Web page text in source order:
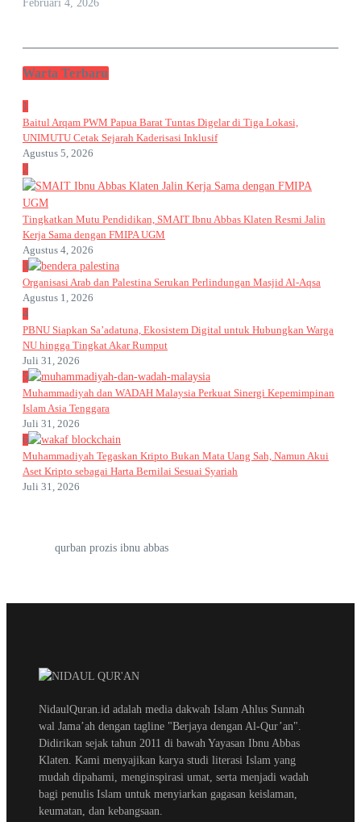
Februari 4, 2026
Warta Terbaru
1
Baitul Arqam PWM Papua Barat Tuntas Digelar di Tiga Lokasi,
UNIMUTU Cetak Sejarah Kaderisasi Inklusif
Agustus 5, 2026
2
Tingkatkan Mutu Pendidikan, SMAIT Ibnu Abbas Klaten Resmi Jalin
Kerja Sama dengan FMIPA UGM
Agustus 4, 2026
3
Organisasi Arab dan Palestina Serukan Perlindungan Masjid Al-Aqsa
Agustus 1, 2026
4
PBNU Siapkan Sa’adatuna, Ekosistem Digital untuk Hubungkan Warga
NU hingga Tingkat Akar Rumput
Juli 31, 2026
5
Muhammadiyah dan WADAH Malaysia Perkuat Sinergi Kepemimpinan
Islam Asia Tenggara
Juli 31, 2026
6
Muhammadiyah Tegaskan Kripto Bukan Mata Uang Sah, Namun Akui
Aset Kripto sebagai Harta Bernilai Sesuai Syariah
Juli 31, 2026
qurban prozis ibnu abbas
NidaulQuran.id adalah media dakwah Islam Ahlus Sunnah
wal Jama’ah dengan tagline "Berjaya dengan Al-Qur’an".
Didirikan sejak tahun 2011 di bawah Yayasan Ibnu Abbas
Klaten. Kami menyajikan karya studi literasi Islam yang
mudah dipahami, menginspirasi umat, serta menjadi wadah
bagi penulis Islam untuk menyiarkan gagasan keislaman,
keumatan, dan kebangsaan.